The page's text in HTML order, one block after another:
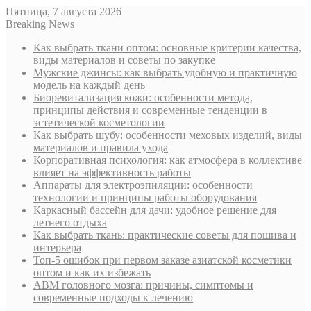
Пятница, 7 августа 2026
Breaking News
Как выбрать ткани оптом: основные критерии качества,
виды материалов и советы по закупке
Мужские джинсы: как выбрать удобную и практичную
модель на каждый день
Биоревитализация кожи: особенности метода,
принципы действия и современные тенденции в
эстетической косметологии
Как выбрать шубу: особенности меховых изделий, виды
материалов и правила ухода
Корпоративная психология: как атмосфера в коллективе
влияет на эффективность работы
Аппараты для электроэпиляции: особенности
технологии и принципы работы оборудования
Каркасный бассейн для дачи: удобное решение для
летнего отдыха
Как выбрать ткань: практические советы для пошива и
интерьера
Топ-5 ошибок при первом заказе азиатской косметики
оптом и как их избежать
АВМ головного мозга: причины, симптомы и
современные подходы к лечению